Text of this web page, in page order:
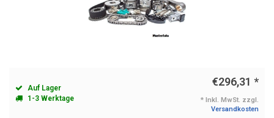
Auf Lager
1-3 Werktage
€296,31 *
* Inkl. MwSt. zzgl.
Versandkosten